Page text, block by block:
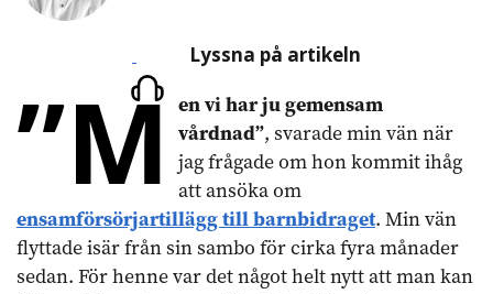
Lyssna
på
artikeln
Lyssna på artikeln
”M en vi har ju gemensam
vårdnad”, svarade min vän när
jag frågade om hon kommit ihåg
att ansöka om
ensamförsörjartillägg till barnbidraget. Min vän
flyttade isär från sin sambo för cirka fyra månader
sedan. För henne var det något helt nytt att man kan